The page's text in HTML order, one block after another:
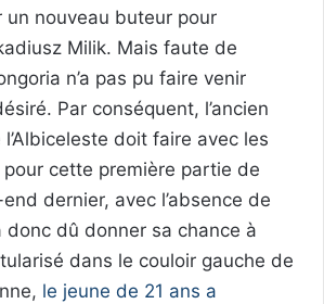
nouveau buteur pour
Milik. Mais faute de
n’a pas pu faire venir
Par conséquent, l’ancien
doit faire avec les
cette première partie de
dernier, avec l’absence de
donc dû donner sa chance à
dans le couloir gauche de
le jeune de 21 ans a